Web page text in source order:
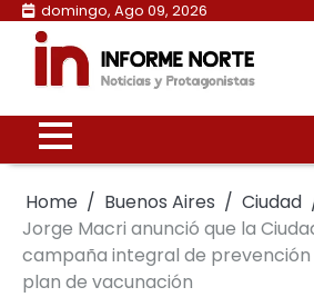
Skip
content
domingo, Ago 09, 2026
Home Buenos Aires
Ciudad
Jorge Macri anunció que la
campaña integral de prevención
plan de vacunación